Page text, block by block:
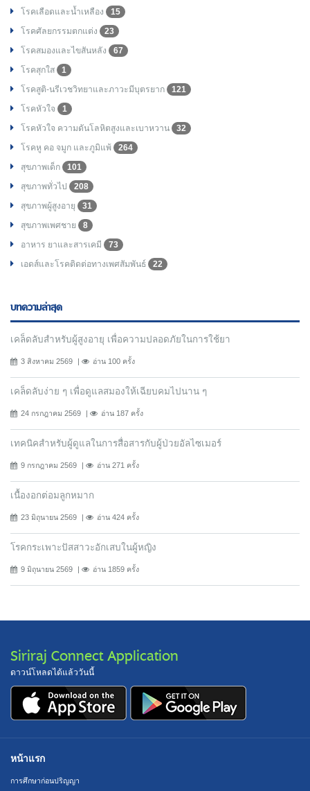
โรคเลือดและน้ำเหลือง
15
โรคศัลยกรรมตกแต่ง
23
โรคสมองและไขสันหลัง
67
โรคสุกใส
1
โรคสูติ-นรีเวชวิทยาและภาวะมีบุตรยาก
121
โรคหัวใจ
1
โรคหัวใจ ความดันโลหิตสูงและเบาหวาน
32
โรคหู คอ จมูก และภูมิแพ้
264
สุขภาพเด็ก
101
สุขภาพทั่วไป
208
สุขภาพผู้สูงอายุ
31
สุขภาพเพศชาย
8
อาหาร ยาและสารเคมี
73
เอดส์และโรคติดต่อทางเพศสัมพันธ์
22
บทความล่าสุด
เคล็ดลับสำหรับผู้สูงอายุ เพื่อความปลอดภัยในการใช้ยา
3 สิงหาคม 2569 อ่าน 100 ครั้ง
เคล็ดลับง่าย ๆ เพื่อดูแลสมองให้เฉียบคมไปนาน ๆ
24 กรกฎาคม 2569 อ่าน 187 ครั้ง
เทคนิคสำหรับผู้ดูแลในการสื่อสารกับผู้ป่วยอัลไซเมอร์
9 กรกฎาคม 2569 อ่าน 271 ครั้ง
เนื้องอกต่อมลูกหมาก
23 มิถุนายน 2569 อ่าน 424 ครั้ง
โรคกระเพาะปัสสาวะอักเสบในผู้หญิง
9 มิถุนายน 2569 อ่าน 1859 ครั้ง
Siriraj Connect Application
ดาวน์โหลดได้แล้ววันนี้
หน้าแรก
การศึกษาก่อนปริญญา